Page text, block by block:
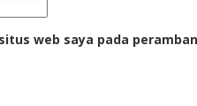
web saya pada